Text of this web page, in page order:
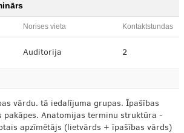
Norises vieta Kontaktstundas
Auditorija 2
vārdu. tā iedalījuma grupas. Īpašības
pakāpes. Anatomijas terminu struktūra -
apzīmētājs (lietvārds + īpašības vārds)